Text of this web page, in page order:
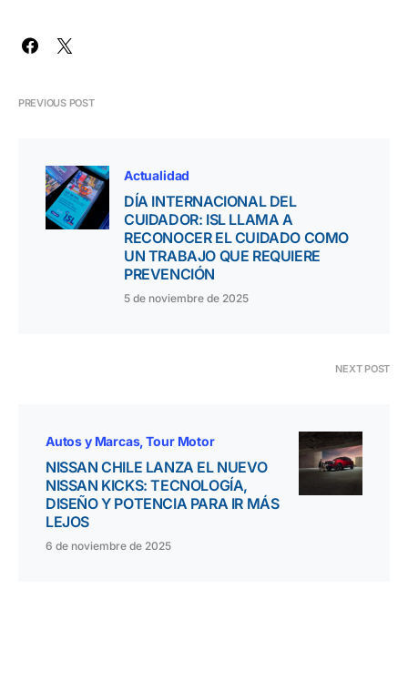
PREVIOUS POST
Actualidad
DÍA INTERNACIONAL DEL
CUIDADOR: ISL LLAMA A
RECONOCER EL CUIDADO COMO
UN TRABAJO QUE REQUIERE
PREVENCIÓN
5 de noviembre de 2025
NEXT POST
Autos y Marcas Tour Motor
NISSAN CHILE LANZA EL NUEVO
NISSAN KICKS: TECNOLOGÍA,
DISEÑO Y POTENCIA PARA IR MÁS
LEJOS
6 de noviembre de 2025